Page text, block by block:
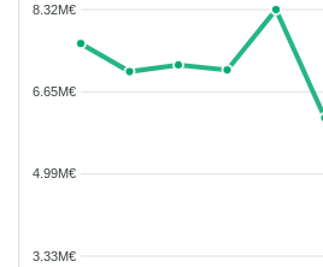
8.32M€
6.65M€
4.99M€
3.33M€